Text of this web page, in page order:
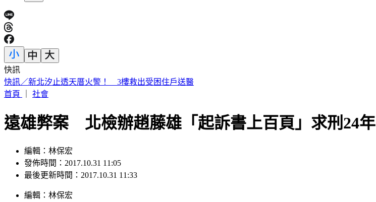
快訊
日本人來台爆買！曬35公斤「超台戰利品」 網友見1物全笑翻
首頁
社會
遠雄弊案 北檢辦趙藤雄「起訴書上百頁」求刑24年
編輯：林保宏
發佈時間：2017.10.31 11:05
最後更新時間：2017.10.31 11:33
編輯 ： 林保宏